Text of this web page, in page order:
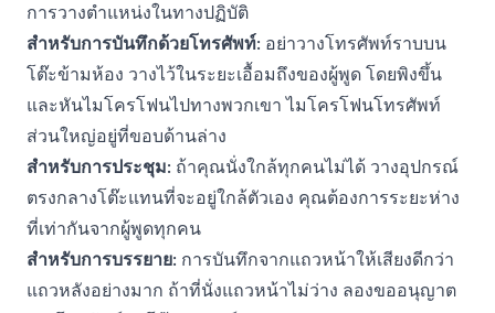
การวางตำแหน่งในทางปฏิบัติ
สำหรับการบันทึกด้วยโทรศัพท์: อย่าวางโทรศัพท์ราบบน
โต๊ะข้ามห้อง วางไว้ในระยะเอื้อมถึงของผู้พูด โดยพิงขึ้น
และหันไมโครโฟนไปทางพวกเขา ไมโครโฟนโทรศัพท์
ส่วนใหญ่อยู่ที่ขอบด้านล่าง
สำหรับการประชุม: ถ้าคุณนั่งใกล้ทุกคนไม่ได้ วางอุปกรณ์
ตรงกลางโต๊ะแทนที่จะอยู่ใกล้ตัวเอง คุณต้องการระยะห่าง
ที่เท่ากันจากผู้พูดทุกคน
สำหรับการบรรยาย: การบันทึกจากแถวหน้าให้เสียงดีกว่า
แถวหลังอย่างมาก ถ้าที่นั่งแถวหน้าไม่ว่าง ลองขออนุญาต